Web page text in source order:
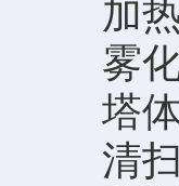
加热
雾化
塔体
清扫